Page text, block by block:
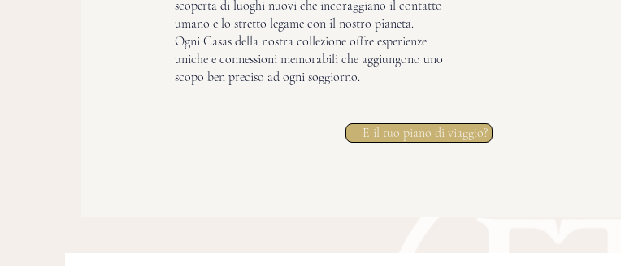
scoperta di luoghi nuovi che incoraggiano il contatto
umano e lo stretto legame con il nostro pianeta.
Ogni Casas della nostra collezione offre esperienze
uniche e connessioni memorabili che aggiungono uno
scopo ben preciso ad ogni soggiorno.
E il tuo piano di viaggio?